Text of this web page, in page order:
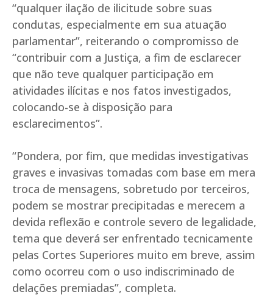
“qualquer ilação de ilicitude sobre suas
condutas, especialmente em sua atuação
parlamentar”, reiterando o compromisso de
“contribuir com a Justiça, a fim de esclarecer
que não teve qualquer participação em
atividades ilícitas e nos fatos investigados,
colocando-se à disposição para
esclarecimentos”.
“Pondera, por fim, que medidas investigativas
graves e invasivas tomadas com base em mera
troca de mensagens, sobretudo por terceiros,
podem se mostrar precipitadas e merecem a
devida reflexão e controle severo de legalidade,
tema que deverá ser enfrentado tecnicamente
pelas Cortes Superiores muito em breve, assim
como ocorreu com o uso indiscriminado de
delações premiadas”, completa.